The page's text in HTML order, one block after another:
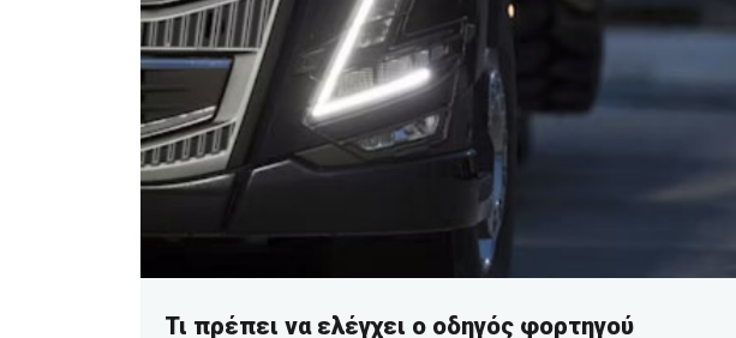
Τι πρέπει να ελέγχει ο οδηγός φορτηγού